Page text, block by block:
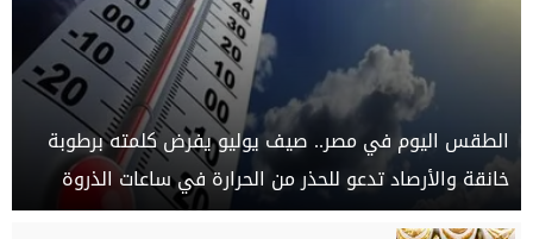
الطقس اليوم في مصر.. صيف يوليو يفرض كلمته برطوبة
خانقة والأرصاد تدعو للحذر من الحرارة في ساعات الذروة